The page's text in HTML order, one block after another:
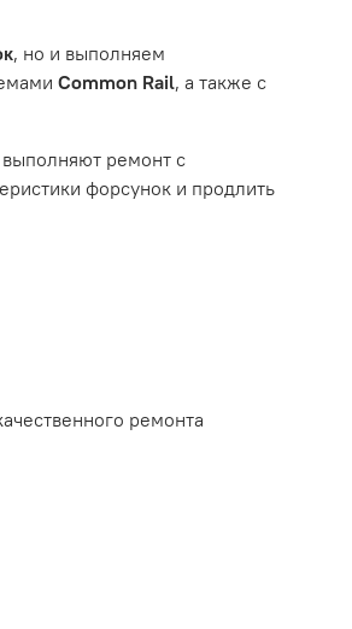
тормозные колодки,
, но и выполняем
Common Rail, а также с
ремонт с
форсунок и продлить
ремонта